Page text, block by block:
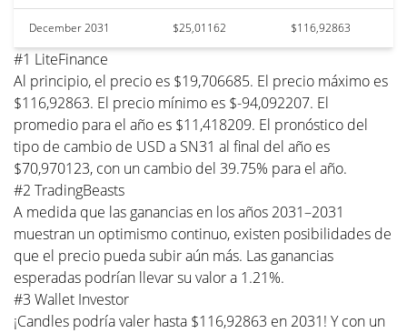
December 2031 $25,01162 $116,92863
#1 LiteFinance
Al principio, el precio es $19,706685. El precio máximo es
$116,92863. El precio mínimo es $-94,092207. El
promedio para el año es $11,418209. El pronóstico del
tipo de cambio de USD a SN31 al final del año es
$70,970123, con un cambio del 39.75% para el año.
#2 TradingBeasts
A medida que las ganancias en los años 2031–2031
muestran un optimismo continuo, existen posibilidades de
que el precio pueda subir aún más. Las ganancias
esperadas podrían llevar su valor a 1.21%.
#3 Wallet Investor
¡Candles podría valer hasta $116,92863 en 2031! Y con un